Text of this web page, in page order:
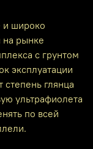
и широко
на рынке
с грунтом
эксплуатации
степень глянца
ультрафиолета
по всей